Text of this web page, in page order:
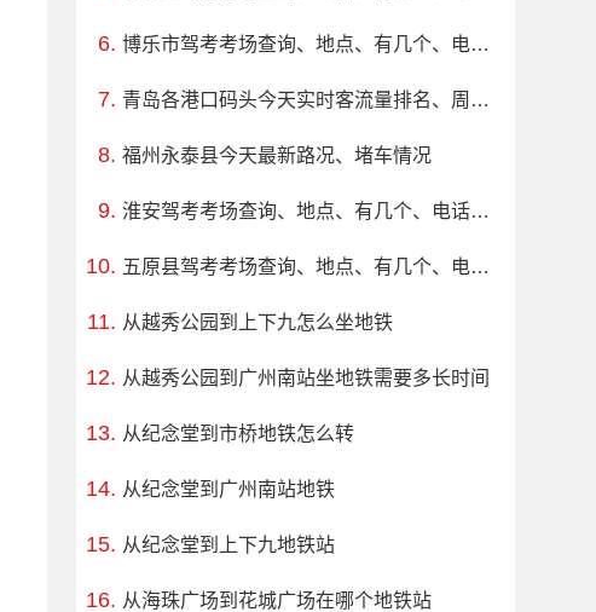
博乐市驾考考场查询、地点、有几个、电话、上班时间
青岛各港口码头今天实时客流量排名、周边路况
福州永泰县今天最新路况、堵车情况
淮安驾考考场查询、地点、有几个、电话、上班时间
五原县驾考考场查询、地点、有几个、电话、上班时间
从越秀公园到上下九怎么坐地铁
从越秀公园到广州南站坐地铁需要多长时间
从纪念堂到市桥地铁怎么转
从纪念堂到广州南站地铁
从纪念堂到上下九地铁站
从海珠广场到花城广场在哪个地铁站